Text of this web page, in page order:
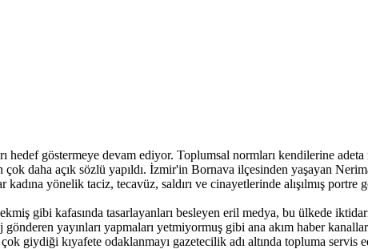
hedef göstermeye devam ediyor. Toplumsal normları kendilerine
çok daha açık sözlü yapıldı. İzmir'in Bornava ilçesinden yaşayan
yönelik taciz, tecavüz, saldırı ve cinayetlerinde alışılmış
gibi kafasında tasarlayanları besleyen eril medya, bu ülkede
yayınları yapmaları yetmiyormuş gibi ana akım haber
giydiği kıyafete odaklanmayı gazetecilik adı altında topluma servis